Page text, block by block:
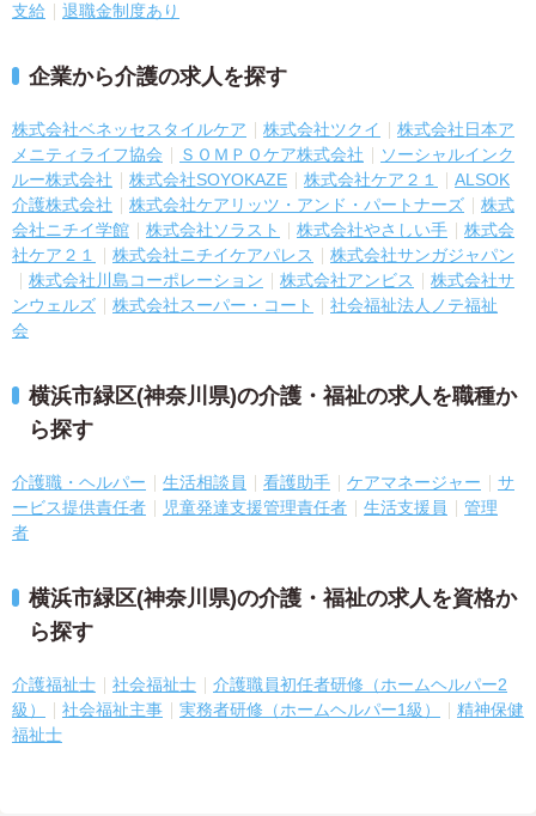
支給
退職金制度あり
企業から介護の求人を探す
株式会社ベネッセスタイルケア 株式会社ツクイ
株式会社日本ア
メニティライフ協会
ＳＯＭＰＯケア株式会社
ソーシャルインク
ルー株式会社
株式会社SOYOKAZE 株式会社ケア２１
ALSOK
介護株式会社
株式会社ケアリッツ・アンド・パートナーズ
株式
会社ニチイ学館
株式会社ソラスト 株式会社やさしい手
株式会
社ケア２１
株式会社ニチイケアパレス
株式会社サンガジャパン
株式会社川島コーポレーション
株式会社アンビス
株式会社サ
ンウェルズ
株式会社スーパー・コート
社会福祉法人ノテ福祉
会
横浜市緑区(神奈川県)の介護・福祉の求人を職種か
ら探す
介護職・ヘルパー 生活相談員 看護助手 ケアマネージャー
サ
ービス提供責任者
児童発達支援管理責任者 生活支援員
管理
者
横浜市緑区(神奈川県)の介護・福祉の求人を資格か
ら探す
介護福祉士 社会福祉士
介護職員初任者研修（ホームヘルパー2
級）
社会福祉主事 実務者研修（ホームヘルパー1級）
精神保健
福祉士